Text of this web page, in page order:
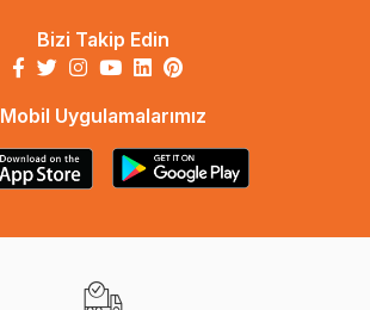
Bizi Takip Edin
Mobil Uygulamalarımız